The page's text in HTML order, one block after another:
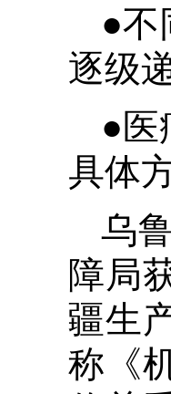
●不
逐级
●医
具体
乌
障局
疆生
称《